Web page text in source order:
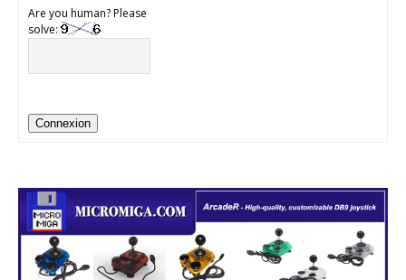
Are you human? Please
solve:
Connexion